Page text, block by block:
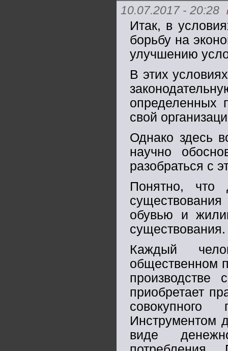
10.07.2017 - 20:28
Итак, в
борьбу на
улучшению
В этих
определенных
свой
Однако здесь
научно
разобраться с
Понятно, что
обувью и
существования.
Каждый
общественном
производстве
приобретает
совокупного
Инструментом
виде